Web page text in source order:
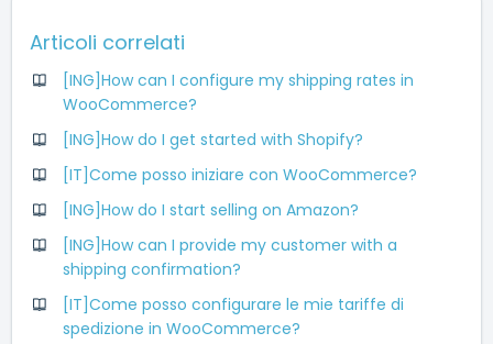
Articoli correlati
[ING]How can I configure my shipping rates in
WooCommerce?
[ING]How do I get started with Shopify?
[IT]Come posso iniziare con WooCommerce?
[ING]How do I start selling on Amazon?
[ING]How can I provide my customer with a
shipping confirmation?
[IT]Come posso configurare le mie tariffe di
spedizione in WooCommerce?